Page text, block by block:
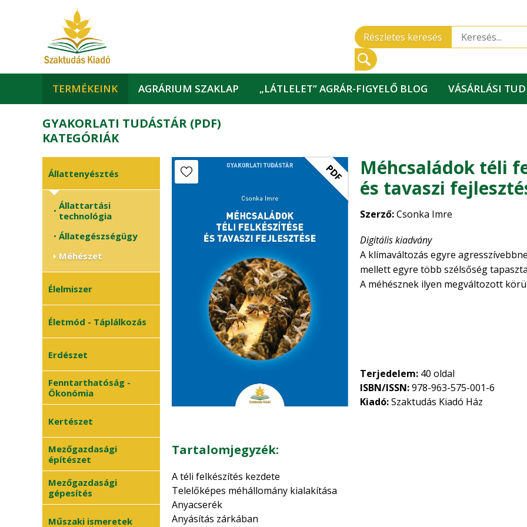
Részletes keresés
TERMÉKEINK AGRÁRIUM SZAKLAP „LÁTLELET” AGRÁR-FIGYELŐ BLOG VÁSÁRLÁSI
GYAKORLATI TUDÁSTÁR (PDF)
KATEGÓRIÁK
Állattenyésztés
• Állattartási
technológia
• Állategészségügy
Méhészet
Élelmiszer
Életmód - Táplálkozás
Erdészet
Fenntarthatóság -
Ökonómia
Kertészet
• Zöldségtermesztés
• Gyümölcstermesztés
• Dísznövénykertészet
Mezőgazdasági
építészet
Mezőgazdasági
gépesítés
Műszaki ismeretek
PDF
Méhcsaládok téli
és tavaszi
Szerző:Csonka Imre
Digitális kiadvány
A klímaváltozás egyre
mellett egyre több szélsőség
A méhésznek ilyen megváltozott
feladataink közé tartozik a népes, jó
családok elérjék fejlettségük
40 oldalas, 9 színes képet tartalmazó
Terjedelem: 40 oldal
ISBN/ISSN:978-963-575-001-6
Kiadó:Szaktudás Kiadó Ház
Tartalomjegyzék:
A téli felkészítés kezdete
Telelőképes méhállomány kialakítása
Anyacserék
Anyásítás zárkában